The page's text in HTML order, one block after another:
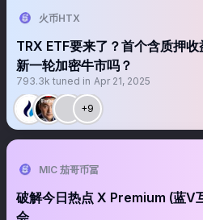
火币HTX
TRX ETF要来了？首个含质押
新一轮加密牛市吗？
793.3k tuned in Apr 21, 2025
+9
MIC 茄哥币冨
破解今日热点 X Premium (蓝V
会